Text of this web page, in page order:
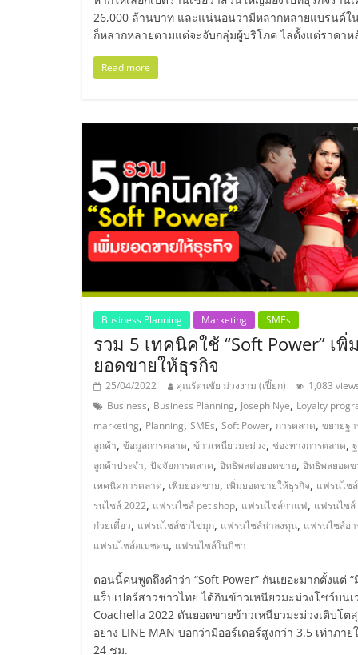
แฟ
รน
ไชส์,
ที่
ปรึกษา
แฟ
รน
ไชส์,
รวม
แฟ
รน
ไชส์
ขาย
แฟ
26,000 ล้านบาท และแน่นอนว่ามีหลากหลายแบรนด์
ก็หลากหลายตามแต่จะจับกลุ่มผู้บริโภค ไล่ตั้งแต่ราคาห
Read more
Business Planning Marketing SMEs
รวม 5 เทคนิคใช้ “Soft Power” เพิ่ม
ยอดขายให้ธุรกิจ
25/04/2022 คุณรัตนชัย ม่วงงาม (เปี๊ยก)
1,083
Business, Business Planning, Joseph Nye, Loyalty
marketing, Planning, SMEs, Soft Power, การตลาด, ขยายฐ
ลูกค้า, ข้อมูลการตลาด, ข้าวเหนียวมะม่วง, ช่องทางการตลาด,
ลูกค้าประจำ, ปัจจัยการตลาด, อิทธิพลต่อยอดขาย, อิทธิพลยอดข
เทคนิคการตลาด, เพิ่มยอดขาย, เพิ่มยอดขายให้ธุรกิจ, แฟรนไชส์
รนไชส์ 2022, แฟรนไชส์ pet shop, แฟรนไชส์กาแฟ, แฟรนไชส์
ก๋วยเตี๋ยว, แฟรนไชส์ชาไข่มุก, แฟรนไชส์น่าลงทุน, แฟรนไชส์อ
แฟรนไชส์อเมซอน, แฟรนไชส์โนบิชา
ตอนนี้คนพูดถึงคำว่า “Soft Power” กันเยอะมากตั้งแต่ “
แร็ปเปอร์สาวชาวไทย ได้กินข้าวเหนียวมะม่วงโชว์บนเ
Coachella 2022 ดันยอดขายข้าวเหนียวมะม่วงเติบโต
อย่าง LINE MAN บอกว่ามีออร์เดอร์สูงกว่า 3.5 เท่าภาย
24 ชม.